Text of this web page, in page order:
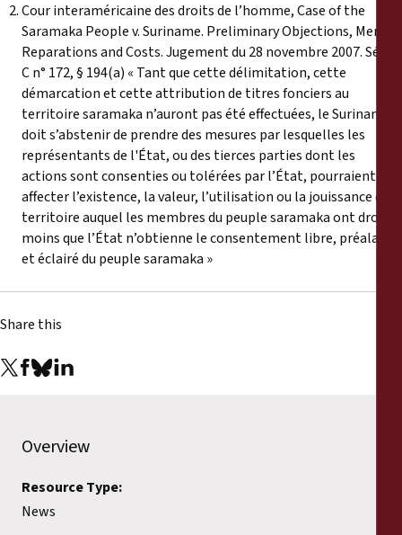
Cour interaméricaine des droits de l’homme, Case of the
Saramaka People v. Suriname. Preliminary Objections, Merits,
Reparations and Costs. Jugement du 28 novembre 2007. Séries
C n° 172, § 194(a) « Tant que cette délimitation, cette
démarcation et cette attribution de titres fonciers au
territoire saramaka n’auront pas été effectuées, le Suriname
doit s’abstenir de prendre des mesures par lesquelles les
représentants de l'État, ou des tierces parties dont les
actions sont consenties ou tolérées par l’État, pourraient
affecter l’existence, la valeur, l’utilisation ou la jouissance du
territoire auquel les membres du peuple saramaka ont droit, à
moins que l’État n’obtienne le consentement libre, préalable
et éclairé du peuple saramaka »
Share this
Overview
Resource Type:
News